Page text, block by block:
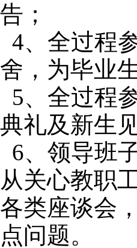
告；
4、全过程
舍，为毕业
5、全过程
典礼及新生
6、领导班
从关心教职
各类座谈会
点问题。